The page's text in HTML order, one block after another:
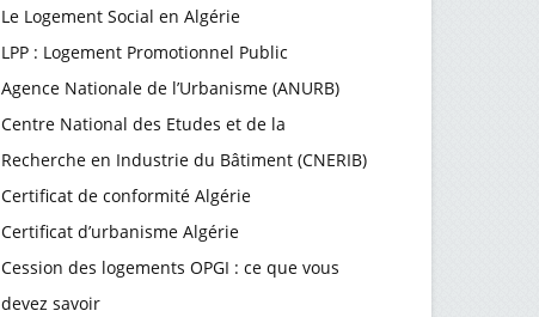
Le Logement Social en Algérie
LPP : Logement Promotionnel Public
Agence Nationale de l’Urbanisme (ANURB)
Centre National des Etudes et de la
Recherche en Industrie du Bâtiment (CNERIB)
Certificat de conformité Algérie
Certificat d’urbanisme Algérie
Cession des logements OPGI : ce que vous
devez savoir